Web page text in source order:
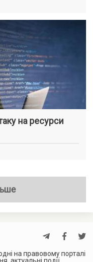
на ресурси
на правовому порталі